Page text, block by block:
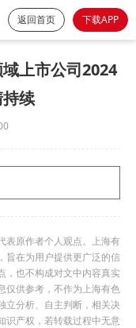
返回首页 下载APP
域上市公司2024
续
表原作者个人观点。上海有
旨在为用户提供更广泛的信
，也不构成对文中内容真实
仅供参考，不作为上海有色
立分析、自主判断，相关决
识产权，若转载过程中无意